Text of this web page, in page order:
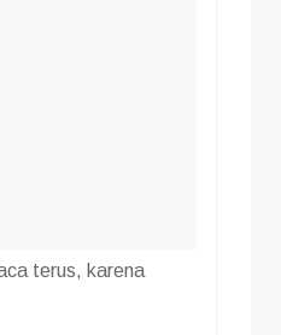
terus, karena